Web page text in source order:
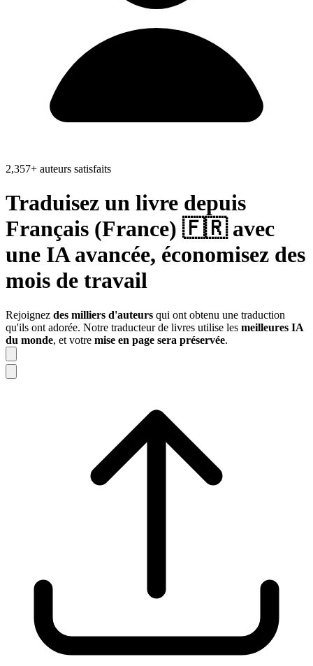
2,357+ auteurs satisfaits
Traduisez un livre depuis
Français (France) 🇫🇷avec
une IA avancée, économisez des
mois de travail
Rejoignez des milliers d'auteurs qui ont obtenu une traduction
qu'ils ont adorée. Notre traducteur de livres utilise les meilleures IA
du monde, et votre mise en page sera préservée.